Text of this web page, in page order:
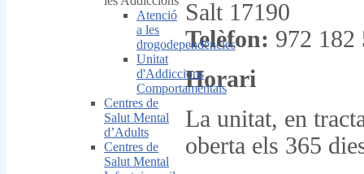
Salt 17190
Telèfon: 972
Horari
La unitat, en
oberta els 365
Atenció
a les
drogodependències
Unitat
d'Addiccions
Comportamentals
Centres de
Salut Mental
d’Adults
Centres de
Salut Mental